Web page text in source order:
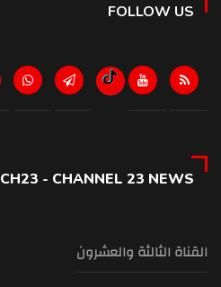
FOLLOW US
CH23 - CHANNEL 23 NEWS
القناة الثالثة والعشرون